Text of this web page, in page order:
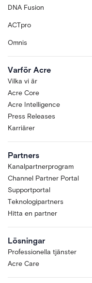
DNA Fusion
ACTpro
Omnis
Varför Acre
Vilka vi är
Acre Core
Acre Intelligence
Press Releases
Karriärer
Partners
Kanalpartnerprogram
Channel Partner Portal
Supportportal
Teknologipartners
Hitta en partner
Lösningar
Professionella tjänster
Acre Care